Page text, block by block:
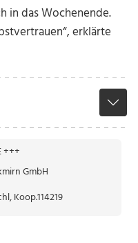
in das Wochenende.
erklärte
+++